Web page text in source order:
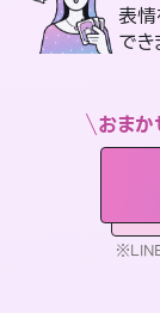
表
でき
おま